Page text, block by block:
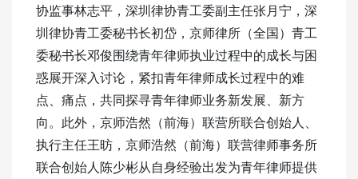
协监事林志平，深圳律协青工委副主任张月宁，深
圳律协青工委秘书长初岱，京师律所（全国）青工
委秘书长邓俊围绕青年律师执业过程中的成长与困
惑展开深入讨论，紧扣青年律师成长过程中的难
点、痛点，共同探寻青年律师业务新发展、新方
向。此外，京师浩然（前海）联营所联合创始人、
执行主任王昉，京师浩然（前海）联营律师事务所
联合创始人陈少彬从自身经验出发为青年律师提供